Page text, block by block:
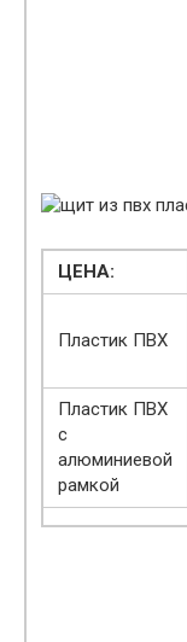
ЦЕНА:
Пластик ПВХ
Пластик ПВХ
с
алюминиевой
рамкой